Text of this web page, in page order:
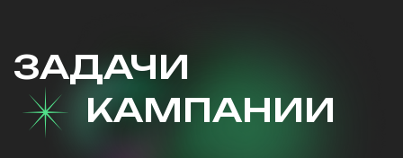
ЗАДАЧИ
КАМПАНИИ